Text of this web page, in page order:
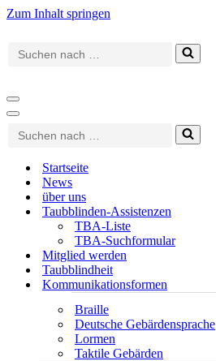
Zum Inhalt springen
Suchen
nach …
Navigationsmenü
Navigationsmenü
Suchen
nach …
Startseite
News
über uns
Taubblinden-Assistenzen
TBA-Liste
TBA-Suchformular
Mitglied werden
Taubblindheit
Kommunikationsformen
Braille
Deutsche Gebärdensprache
Lormen
Taktile Gebärden